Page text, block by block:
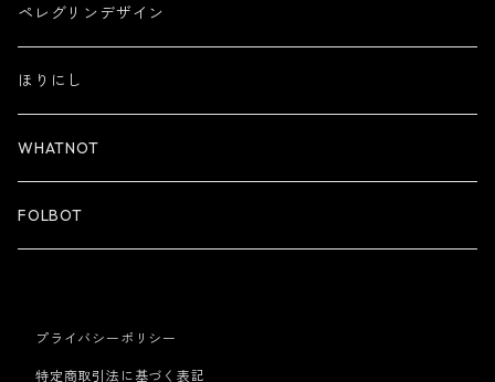
ペレグリンデザイン
ほりにし
WHATNOT
FOLBOT
プライバシーポリシー
特定商取引法に基づく表記